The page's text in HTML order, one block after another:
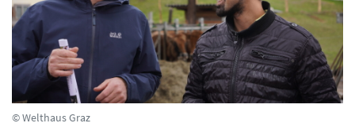
© Welthaus Graz